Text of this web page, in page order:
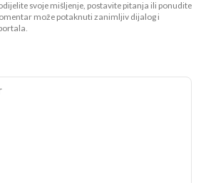
svoje mišljenje, postavite pitanja ili ponudite
može potaknuti zanimljiv dijalog i